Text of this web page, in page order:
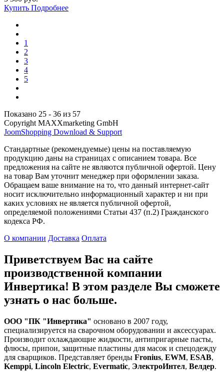
Купить Подробнее
1
2
3
4
5
Показано 25 - 36 из 57
Copyright MAXXmarketing GmbH
JoomShopping Download & Support
Стандартные (рекомендуемые) цены на поставляемую
продукцию даны на страницах с описанием товара. Все
предложения на сайте не являются публичной офертой. Цену
на товар Вам уточнит менеджер при оформлении заказа.
Обращаем ваше внимание на то, что данный интернет-сайт
носит исключительно информационный характер и ни при
каких условиях не является публичной офертой,
определяемой положениями Статьи 437 (п.2) Гражданского
кодекса РФ.
О компании Доставка Оплата
Приветствуем Вас на сайте
производственной компании
Инвертика! В этом разделе Вы сможете
узнать о нас больше.
ООО "ПК "Инвертика" основано в 2007 году,
специализируется на сварочном оборудовании и аксессуарах.
Производит охлаждающие жидкости, антипригарные пасты,
флюсы, припои, защитные пластины для масок и спецодежду
для сварщиков. Представляет бренды Fronius, EWM, ESAB,
Kemppi, Lincoln Electric, Evermatic, ЭлектроИнтел, Велдер.